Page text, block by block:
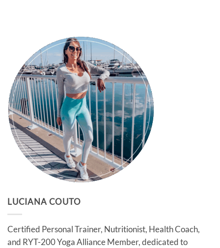
LUCIANA COUTO
Certified Personal Trainer, Nutritionist, Health Coach,
and RYT-200 Yoga Alliance Member, dedicated to